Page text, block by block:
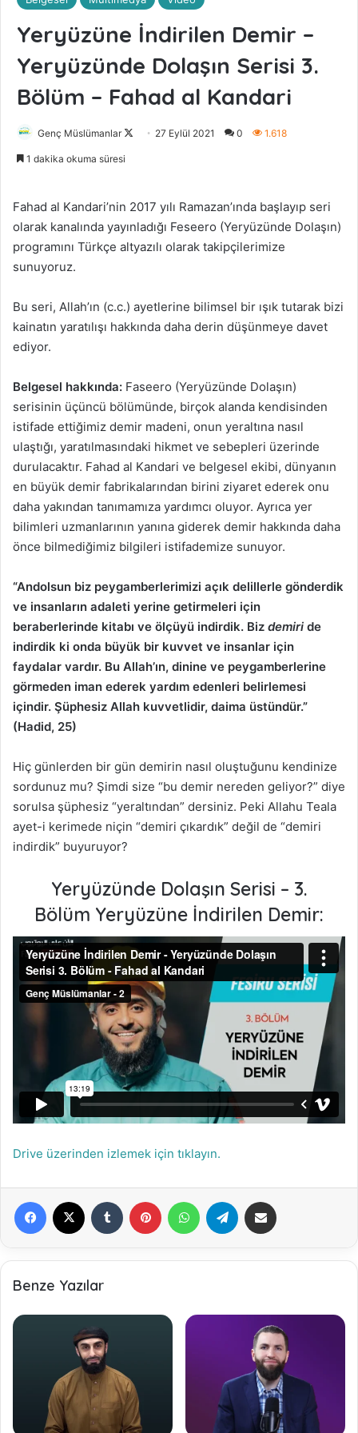
Yeryüzüne İndirilen Demir –
Yeryüzünde Dolaşın Serisi 3.
Bölüm – Fahad al Kandari
Genç Müslümanlar
o
w
o
27 Eylül 2021 0 1.618
1 dakika okuma süresi
Fahad al Kandari’nin 2017 yılı Ramazan’ında başlayıp seri
olarak kanalında yayınladığı Feseero (Yeryüzünde Dolaşın)
programını Türkçe altyazılı olarak takipçilerimize
sunuyoruz.
Bu seri, Allah’ın (c.c.) ayetlerine bilimsel bir ışık tutarak bizi
kainatın yaratılışı hakkında daha derin düşünmeye davet
ediyor.
Belgesel hakkında: Faseero (Yeryüzünde Dolaşın)
serisinin üçüncü bölümünde, birçok alanda kendisinden
istifade ettiğimiz demir madeni, onun yeraltına nasıl
ulaştığı, yaratılmasındaki hikmet ve sebepleri üzerinde
durulacaktır. Fahad al Kandari ve belgesel ekibi, dünyanın
en büyük demir fabrikalarından birini ziyaret ederek onu
daha yakından tanımamıza yardımcı oluyor. Ayrıca yer
bilimleri uzmanlarının yanına giderek demir hakkında daha
önce bilmediğimiz bilgileri istifademize sunuyor.
“Andolsun biz peygamberlerimizi açık delillerle gönderdik
ve insanların adaleti yerine getirmeleri için
beraberlerinde kitabı ve ölçüyü indirdik. Biz demiri de
indirdik ki onda büyük bir kuvvet ve insanlar için
faydalar vardır. Bu Allah’ın, dinine ve peygamberlerine
görmeden iman ederek yardım edenleri belirlemesi
içindir. Şüphesiz Allah kuvvetlidir, daima üstündür.”
(Hadid, 25)
Hiç günlerden bir gün demirin nasıl oluştuğunu kendinize
sordunuz mu? Şimdi size “bu demir nereden geliyor?” diye
sorulsa şüphesiz “yeraltından” dersiniz. Peki Allahu Teala
ayet-i kerimede niçin “demiri çıkardık” değil de “demiri
indirdik” buyuruyor?
Yeryüzünde Dolaşın Serisi – 3.
Bölüm Yeryüzüne İndirilen Demir:
Drive üzerinden izlemek için tıklayın.
Benze Yazılar